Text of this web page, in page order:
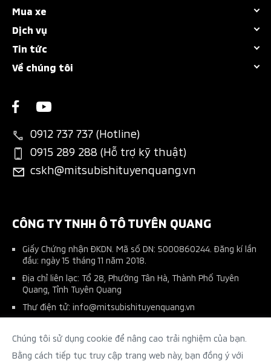
Tất cả dòng xe
Destinator
Attrage
New Xpander
New Xpander Cross
All-New Triton
Pajero Sport
Mua xe
Bảng giá
Chương trình trả góp MAF
Đăng ký lái thử
Phụ kiện chính hãng
Dịch vụ
Chính sách bảo hành
Bảo dưỡng nhanh
Các hạng mục bảo dưỡng
Đặt lịch dịch vụ
Ứng dụng Mitsubishi Connect+
Tin tức
Tin tổng hợp
Tin tuyển dụng
Về chúng tôi
Liên hệ
0912 737 737 (Hotline)
0915 289 288 (Hỗ trợ kỹ thuật)
cskh@mitsubishituyenquang.vn
CÔNG TY TNHH Ô TÔ TUYÊN QUANG
Giấy Chứng nhận ĐKDN. Mã số DN: 5000860244. Đăng kí lần
đầu: ngày 15 tháng 11 năm 2018.
Địa chỉ liên lạc: Tổ 28, Phường Tân Hà, Thành Phố Tuyên
Quang, Tỉnh Tuyên Quang
Thư điện tử: info@mitsubishituyenquang.vn
Tên người chịu trách nhiệm: Phạm Văn Tùng – Giám Đốc
Makerting
Chúng tôi sử dụng cookie để nâng cao trải nghiệm của bạn.
Bằng cách tiếp tục truy cập trang web này, bạn đồng ý với